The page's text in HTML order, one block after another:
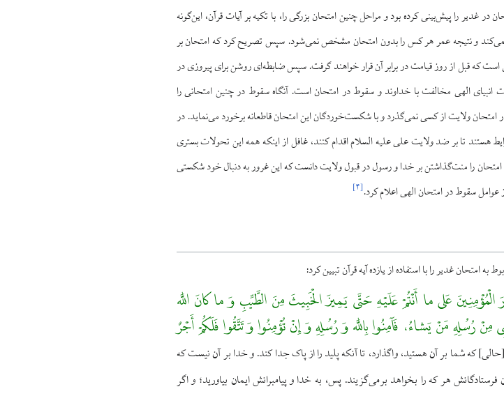
در غدير را پيش‏‌بينى کرده بود و مراحل چنين امتحان بزرگى را، با تکیه بر آيات قرآن، اين‌گونه
نمى‏‌كند و نتيجه عمر هر كس را بدون امتحان مشخص نمی‌شود. سپس تصريح کرد كه امتحان بر
كه قبل از روز قيامت در برابر آن قرار خواهند گرفت. سپس ضابطه‌اى روشن براى پيروزى در
انبياى الهى مخالفت با خداوند و سقوط در امتحان است. آنگاه سقوط در چنين امتحانى را
ولايت از كسى نمى‏‌گذرد و با شكست‌خوردگان اين امتحان قاطعانه برخورد مى‌‏نمايد. در
هستند تا بر ضد ولايت على‏ عليه السلام اقدام كنند، غافل از اينكه همه اين تحولات بسترى
را منت‌گذاشتن بر خدا و رسول در قبول ولايت دانست كه اين غرور به دنبال خود شكستى
سقوط در امتحان الهى اعلام كرد.[۴]
امتحان غدیر را با استفاده از یازده آیه قرآن تبیین کرد:
الْمُؤْمِنِينَ عَلى ما أَنْتُمْ عَلَيْهِ حَتَّى يَمِيزَ الْخَبِيثَ مِنَ الطَّيِّبِ وَ ما كانَ اللَّه
مِنْ رُسُلِهِ مَنْ يَشاءُ، فَآمِنُوا بِاللَّه وَ رُسُلِهِ وَ إِنْ تُؤْمِنُوا وَ تَتَّقُوا فَلَكُمْ أَجْرٌ
كه شما بر آن هستيد، واگذارد، تا آنكه پليد را از پاک جدا كند. و خدا بر آن نيست كه
هر كه را بخواهد برمى‌گزيند. پس، به خدا و پيامبرانش ايمان بياوريد؛ و اگر